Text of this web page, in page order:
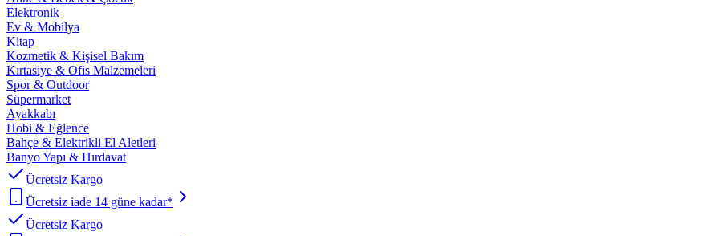
Elektronik
Ev & Mobilya
Kitap
Kozmetik & Kişisel Bakım
Kırtasiye & Ofis Malzemeleri
Spor & Outdoor
Süpermarket
Ayakkabı
Hobi & Eğlence
Bahçe & Elektrikli El Aletleri
Banyo Yapı & Hırdavat
Ücretsiz Kargo
Ücretsiz iade 14 güne kadar*
Ücretsiz Kargo